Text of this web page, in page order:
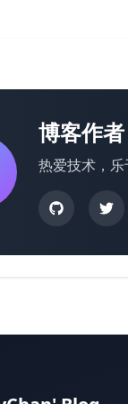
博客作者
热爱技术，